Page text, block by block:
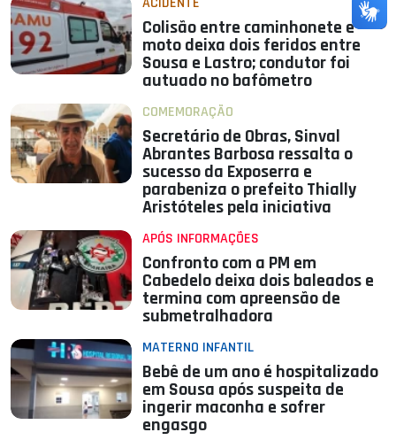
Colisão entre caminhonete e
moto deixa dois feridos entre
Sousa e Lastro; condutor foi
autuado no bafômetro
COMEMORAÇÃO
Secretário de Obras, Sinval
Abrantes Barbosa ressalta o
sucesso da Exposerra e
parabeniza o prefeito Thially
Aristóteles pela iniciativa
APÓS INFORMAÇÕES
Confronto com a PM em
Cabedelo deixa dois baleados e
termina com apreensão de
submetralhadora
MATERNO INFANTIL
Bebê de um ano é hospitalizado
em Sousa após suspeita de
ingerir maconha e sofrer
engasgo